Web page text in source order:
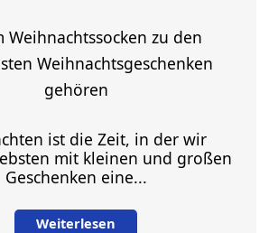
Weihnachtssocken zu den
Weihnachtsgeschenken
gehören
ist die Zeit, in der wir
mit kleinen und großen
Geschenken eine...
Weiterlesen